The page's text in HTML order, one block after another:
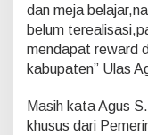
dan meja
belum
mendapat reward
kabupaten” Ulas
Masih kata Agus
khusus dari